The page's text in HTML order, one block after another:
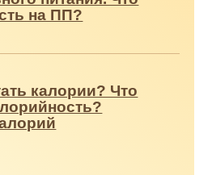
на ПП?
калории? Что